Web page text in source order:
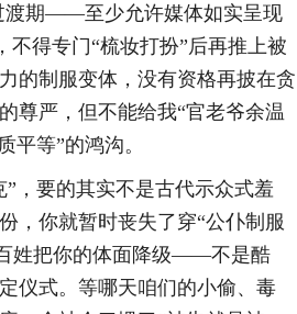
期——至少允许媒体如实呈现
得专门“梳妆打扮”后再推上被
的制服变体，没有资格再披在贪
尊严，但不能给我“官老爷余温
等”的鸿沟。
，要的其实不是古代示众式羞
，你就暂时丧失了穿“公仆制服
姓把你的体面降级——不是酷
仪式。等哪天咱们的小偷、毒